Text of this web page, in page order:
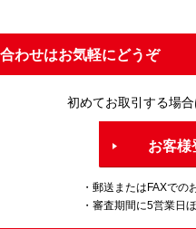
わせはお気軽にどうぞ
初めてお取引する場
お客様
・郵送またはFAXで
・審査期間に5営業日